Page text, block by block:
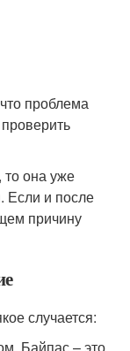
проблема
она уже
Если и после
причину
случается:
Байпас – это